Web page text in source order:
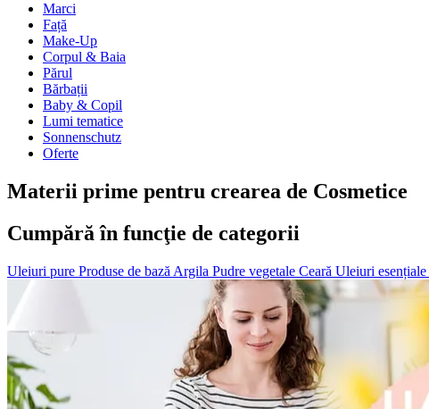
Marci
Față
Make-Up
Corpul & Baia
Părul
Bărbații
Baby & Copil
Lumi tematice
Sonnenschutz
Oferte
Materii prime pentru crearea de Cosmetice
Cumpără în funcţie de categorii
Uleiuri pure Produse de bază Argila Pudre vegetale Ceară Uleiuri esențiale